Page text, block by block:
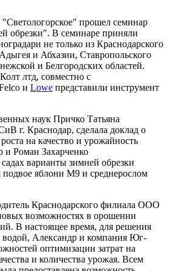
прошел семинар
обрезки". В семинаре приняли
не только из Краснодарского
и Абхазии, Ставропольского
и Белгородских областей.
лтд, совместно с
и Lowe представили инструмент
наук Причко Татьяна
г. Краснодар, сделала доклад о
на качество и урожайность
Роман Захарченко
варианты зимней обрезки
подвое яблони М9 и среднерослом
Краснодарского филиала ООО
возможностях в орошении
В настоящее время, для решения
водой, Александр и компания Юг-
оптимизации затрат на
и количества урожая. Всем